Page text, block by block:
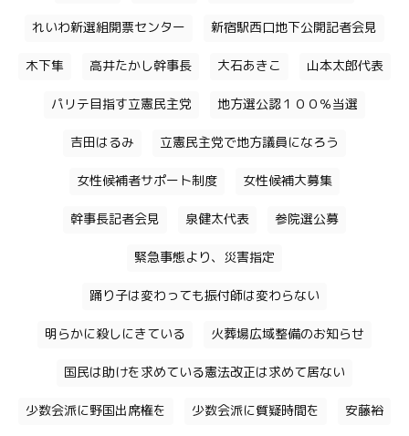
れいわ新選組開票センター 新宿駅西口地下公開記者会見
木下隼 高井たかし幹事長 大石あきこ 山本太郎代表
パリテ目指す立憲民主党 地方選公認１００％当選
吉田はるみ 立憲民主党で地方議員になろう
女性候補者サポート制度 女性候補大募集
幹事長記者会見 泉健太代表 参院選公募
緊急事態より、災害指定
踊り子は変わっても振付師は変わらない
明らかに殺しにきている 火葬場広域整備のお知らせ
国民は助けを求めている憲法改正は求めて居ない
少数会派に野国出席権を 少数会派に質疑時間を 安藤裕